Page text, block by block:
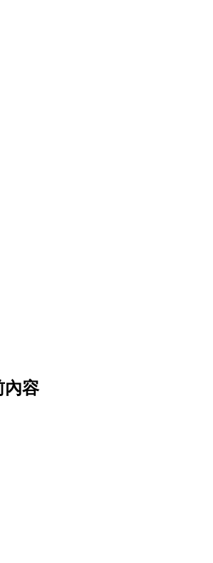
內容